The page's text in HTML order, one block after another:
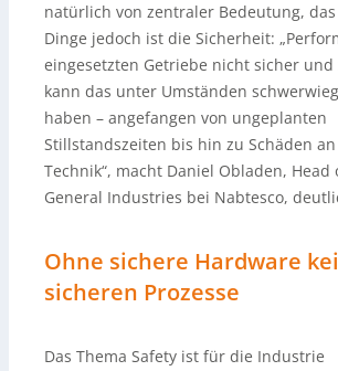
natürlich von zentraler Bedeutung,
Dinge jedoch ist die Sicherheit:
eingesetzten Getriebe nicht sicher und
kann das unter Umständen
haben – angefangen von ungeplanten
Stillstandszeiten bis hin zu Schäden
Technik“, macht Daniel Obladen, Head
General Industries bei Nabtesco,
Ohne sichere Hardware
sicheren Prozesse
Das Thema Safety ist für die Industrie